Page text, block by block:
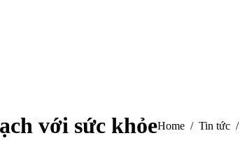
với sức khỏeYou are here:
Home Tin tức